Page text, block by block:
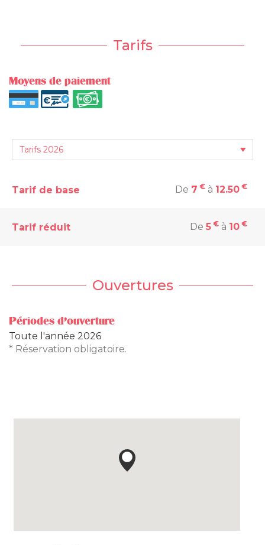
Tarifs
Moyens de paiement
Tarif de base De 7 € à 12.50 €
Tarif réduit De 5 € à 10 €
Ouvertures
Périodes d'ouverture
Toute l'année 2026
* Réservation obligatoire.